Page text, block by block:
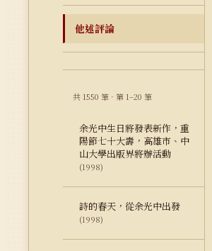
他述評論
共 1550 筆 · 第 1–20 筆
余光中生日將發表新作，重
陽節七十大壽，高雄市、中
山大學出版界將辦活動
(1998)
詩的春天，從余光中出發
(1998)